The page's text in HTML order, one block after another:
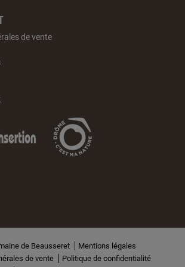
de vente
de Beausseret
Mentions légales
de vente
Politique de confidentialité